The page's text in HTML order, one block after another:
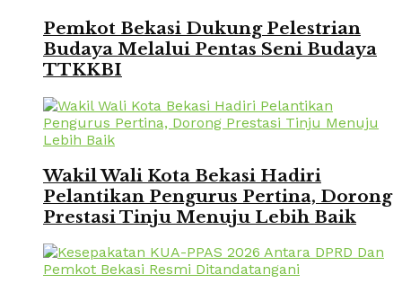
Pemkot Bekasi Dukung Pelestrian
Budaya Melalui Pentas Seni Budaya
TTKKBI
Wakil Wali Kota Bekasi Hadiri
Pelantikan Pengurus Pertina, Dorong
Prestasi Tinju Menuju Lebih Baik